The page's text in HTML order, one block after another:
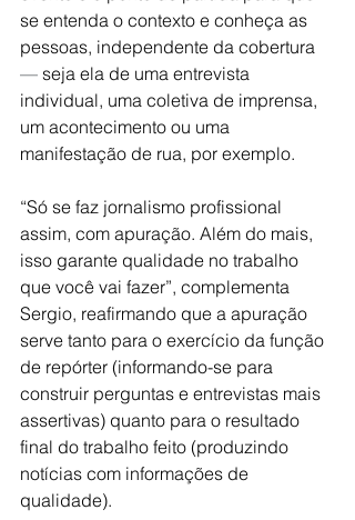
se entenda o contexto e conheça as
pessoas, independente da cobertura
— seja ela de uma entrevista
individual, uma coletiva de imprensa,
um acontecimento ou uma
manifestação de rua, por exemplo.
“Só se faz jornalismo profissional
assim, com apuração. Além do mais,
isso garante qualidade no trabalho
que você vai fazer”, complementa
Sergio, reafirmando que a apuração
serve tanto para o exercício da função
de repórter (informando-se para
construir perguntas e entrevistas mais
assertivas) quanto para o resultado
final do trabalho feito (produzindo
notícias com informações de
qualidade).